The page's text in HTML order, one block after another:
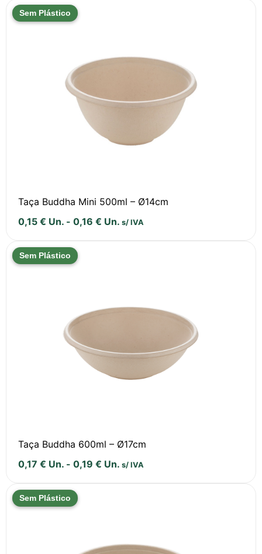
Sem Plástico
Taça Buddha Mini 500ml – Ø14cm
0,15 € Un. - 0,16 € Un. s/ IVA
Sem Plástico
Taça Buddha 600ml – Ø17cm
0,17 € Un. - 0,19 € Un. s/ IVA
Sem Plástico